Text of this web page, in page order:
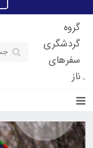
گروه
گردشگری
سفرهای
ناز